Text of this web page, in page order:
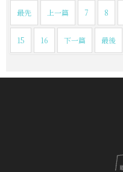
最先 上一篇 7 8
15 16 下一篇 最後